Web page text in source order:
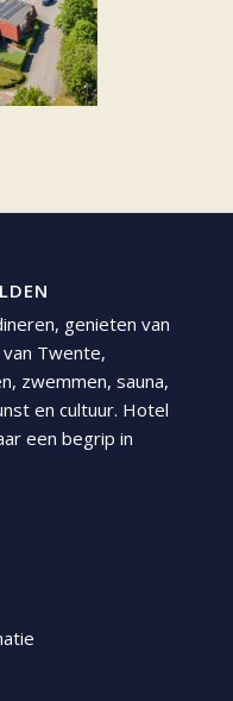
genieten van
Twente,
zwemmen, sauna,
en cultuur. Hotel
een begrip in